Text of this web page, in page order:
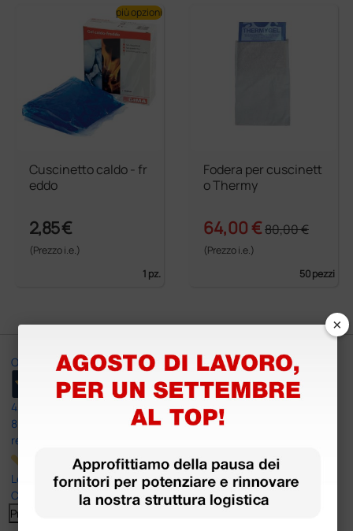
Cuscinetto caldo - fr
eddo
2,85 €
(Prezzo i.e.)
1 pz.
più opzioni
Fodera per cuscinett
o Thermy
64,00 €80,00 €
(Prezzo i.e.)
50 pezzi
Ottimo
4,6
8.330
recensioni
Le nostre recensioni a 4 e 5 stelle.
Clicca qui per leggerle tutte >
Precedente
×